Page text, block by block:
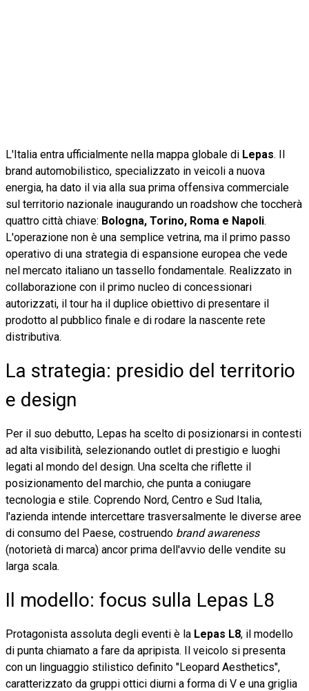
L'Italia entra ufficialmente nella mappa globale di Lepas. Il
brand automobilistico, specializzato in veicoli a nuova
energia, ha dato il via alla sua prima offensiva commerciale
sul territorio nazionale inaugurando un roadshow che toccherà
quattro città chiave: Bologna, Torino, Roma e Napoli.
L'operazione non è una semplice vetrina, ma il primo passo
operativo di una strategia di espansione europea che vede
nel mercato italiano un tassello fondamentale. Realizzato in
collaborazione con il primo nucleo di concessionari
autorizzati, il tour ha il duplice obiettivo di presentare il
prodotto al pubblico finale e di rodare la nascente rete
distributiva.
La strategia: presidio del territorio
e design
Per il suo debutto, Lepas ha scelto di posizionarsi in contesti
ad alta visibilità, selezionando outlet di prestigio e luoghi
legati al mondo del design. Una scelta che riflette il
posizionamento del marchio, che punta a coniugare
tecnologia e stile. Coprendo Nord, Centro e Sud Italia,
l'azienda intende intercettare trasversalmente le diverse aree
di consumo del Paese, costruendo brand awareness
(notorietà di marca) ancor prima dell'avvio delle vendite su
larga scala.
Il modello: focus sulla Lepas L8
Protagonista assoluta degli eventi è la Lepas L8, il modello
di punta chiamato a fare da apripista. Il veicolo si presenta
con un linguaggio stilistico definito "Leopard Aesthetics",
caratterizzato da gruppi ottici diurni a forma di V e una griglia